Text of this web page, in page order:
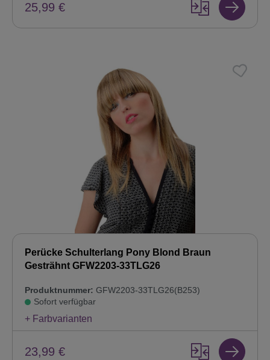
25,99 €
Perücke Schulterlang Pony Blond Braun
Gesträhnt GFW2203-33TLG26
Produktnummer: GFW2203-33TLG26(B253)
Sofort verfügbar
+ Farbvarianten
23,99 €